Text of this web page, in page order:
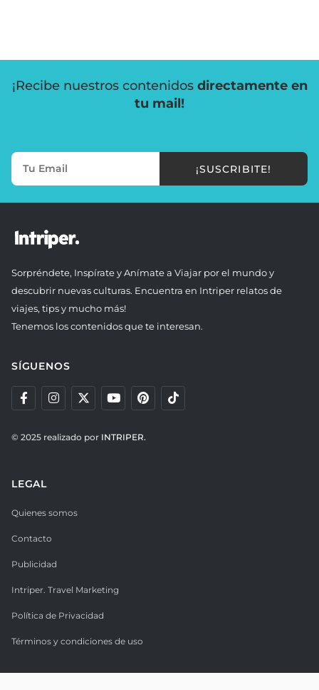
¡Recibe nuestros contenidos directamente en
tu mail!
¡SUSCRIBITE!
Sorpréndete, Inspírate y Anímate a Viajar por el mundo y
descubrir nuevas culturas. Encuentra en Intriper relatos de
viajes, tips y mucho más!
Tenemos los contenidos que te interesan.
SÍGUENOS
© 2025 realizado por INTRIPER.
LEGAL
Quienes somos
Contacto
Publicidad
Intriper. Travel Marketing
Política de Privacidad
Términos y condiciones de uso